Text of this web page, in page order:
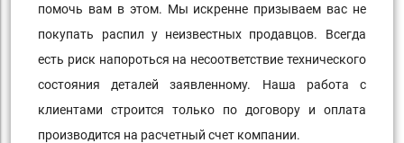
помочь вам в этом. Мы искренне призываем вас не
покупать распил у неизвестных продавцов. Всегда
есть риск напороться на несоответствие технического
состояния деталей заявленному. Наша работа с
клиентами строится только по договору и оплата
производится на расчетный счет компании.